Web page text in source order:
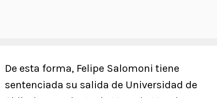
De esta forma, Felipe Salomoni tiene
sentenciada su salida de Universidad de